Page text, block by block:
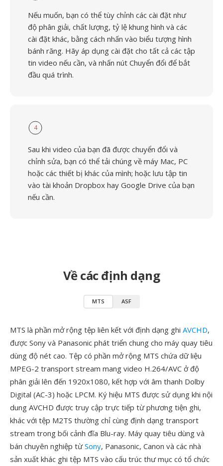
Nếu muốn, bạn có thể tùy chỉnh các cài đặt như
độ phân giải, chất lượng, tỷ lệ khung hình và các
cài đặt khác, bằng cách nhấn vào biểu tượng hình
bánh răng. Hãy áp dụng cài đặt cho tất cả các tập
tin video nếu cần, và nhấn nút Chuyển đổi để bắt
đầu quá trình.
4
Sau khi video của bạn đã được chuyển đổi và
chỉnh sửa, bạn có thể tải chúng về máy Mac, PC
hoặc các thiết bị khác của mình; hoặc lưu tập tin
vào tài khoản Dropbox hay Google Drive của bạn
nếu cần.
Về các định dạng
MTS ASF
MTS là phần mở rộng tệp liên kết với định dạng ghi AVCHD,
được Sony và Panasonic phát triển chung cho máy quay tiêu
dùng độ nét cao. Tệp có phần mở rộng MTS chứa dữ liệu
MPEG-2 transport stream mang video H.264/AVC ở độ
phân giải lên đến 1920x1080, kết hợp với âm thanh Dolby
Digital (AC-3) hoặc LPCM. Ký hiệu MTS được sử dụng khi nội
dung AVCHD được truy cập trực tiếp từ phương tiện ghi,
khác với tệp M2TS thường chỉ cùng định dạng transport
stream trong bối cảnh đĩa Blu-ray. Máy quay tiêu dùng và
bán chuyên nghiệp từSony, Panasonic, Canon và các nhà
sản xuất khác ghi tệp MTS vào cấu trúc thư mục có tổ chức